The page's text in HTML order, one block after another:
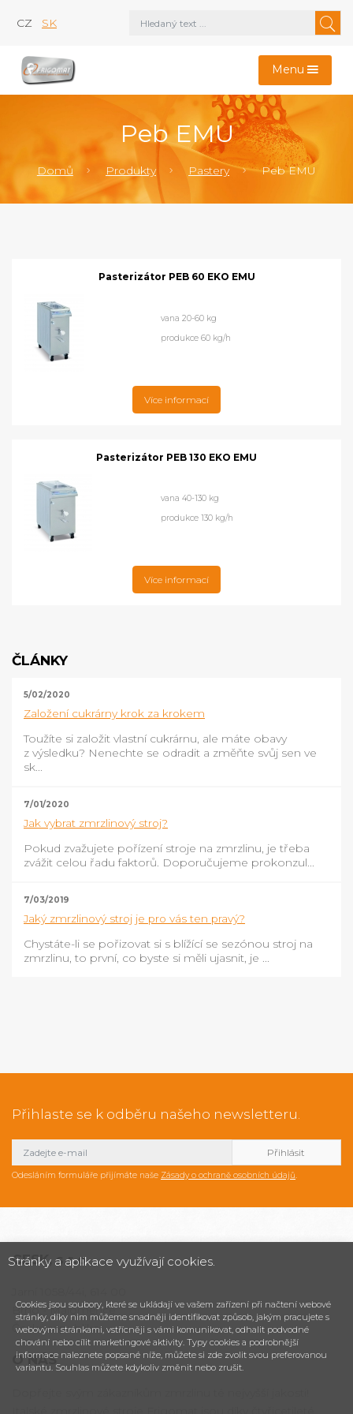
CZ SK
Menu
Peb EMU
Domů Produkty Pastery Peb EMU
Pasterizátor PEB 60 EKO EMU
vana 20-60 kg
produkce 60 kg/h
Více informací
Pasterizátor PEB 130 EKO EMU
vana 40-130 kg
produkce 130 kg/h
Více informací
ČLÁNKY
5/02/2020
Založení cukrárny krok za krokem
Toužíte si založit vlastní cukrárnu, ale máte obavy
z výsledku? Nenechte se odradit a změňte svůj sen ve
sk...
7/01/2020
Jak vybrat zmrzlinový stroj?
Pokud zvažujete pořízení stroje na zmrzlinu, je třeba
zvážit celou řadu faktorů. Doporučujeme prokonzul...
7/03/2019
Jaký zmrzlinový stroj je pro vás ten pravý?
Chystáte-li se pořizovat si s blížící se sezónou stroj na
zmrzlinu, to první, co byste si měli ujasnit, je ...
Přihlaste se k odběru našeho newsletteru.
Odesláním formuláře přijímáte naše Zásady o ochraně osobních údajů.
CESK,s.r.o.
Brno - Maloměřice
Česká republika
O NÁS
Stránky a aplikace využívají cookies.
Cookies jsou soubory, které se ukládají ve vašem zařízení při načtení webové
stránky, díky nim můžeme snadněji identifikovat způsob, jakým pracujete s
webovými stránkami, vstřícněji s vámi komunikovat, odhalit podvodné
chování nebo cílit marketingové aktivity. Typy cookies a podrobnější
informace naleznete popsané níže, můžete si zde zvolit svou preferovanou
variantu. Souhlas můžete kdykoliv změnit nebo zrušit.